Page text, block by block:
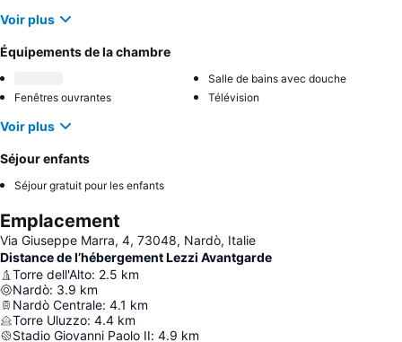
Voir plus
Équipements de la chambre
Salle de bains avec douche
Fenêtres ouvrantes
Télévision
Voir plus
Séjour enfants
Séjour gratuit pour les enfants
Emplacement
Via Giuseppe Marra, 4, 73048, Nardò, Italie
Distance de l’hébergement Lezzi Avantgarde
Torre dell'Alto: 2.5 km
Nardò: 3.9 km
Nardò Centrale: 4.1 km
Torre Uluzzo: 4.4 km
Stadio Giovanni Paolo II: 4.9 km